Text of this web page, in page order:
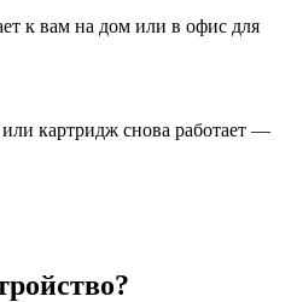
к вам на дом или в офис для
картридж снова работает —